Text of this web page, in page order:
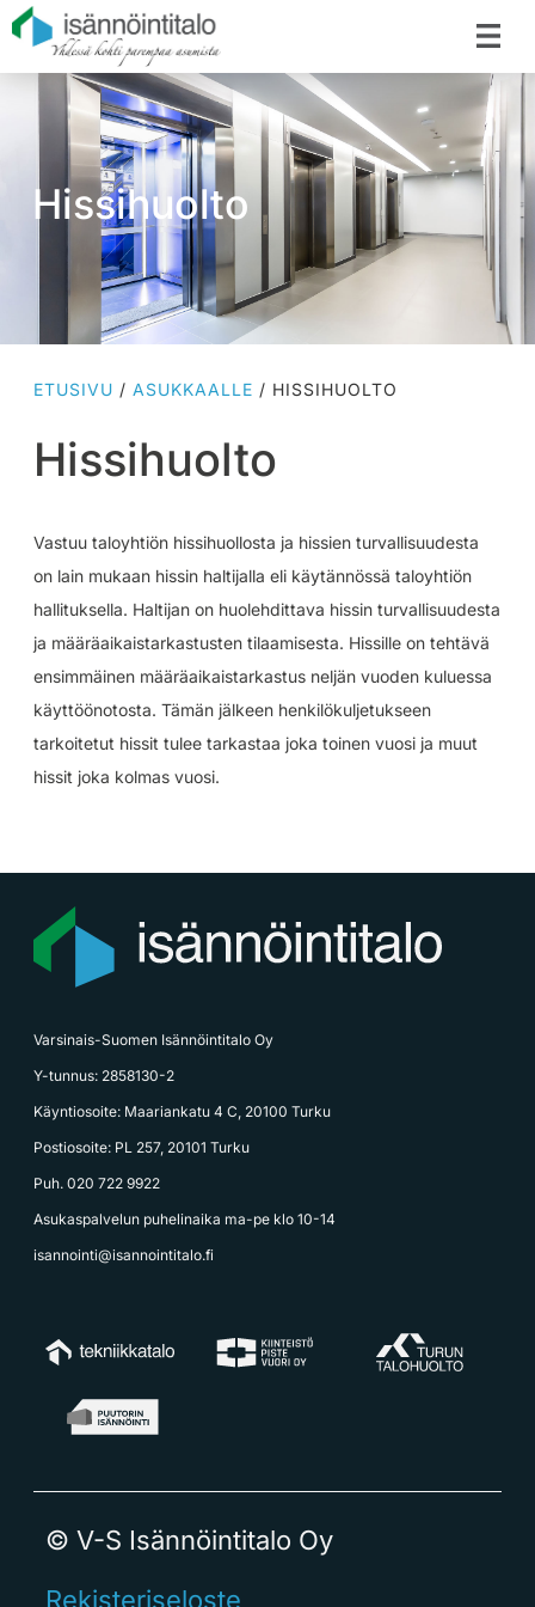
Hissihuolto
ETUSIVU / ASUKKAALLE / HISSIHUOLTO
Hissihuolto
Vastuu taloyhtiön hissihuollosta ja hissien turvallisuudesta
on lain mukaan hissin haltijalla eli käytännössä taloyhtiön
hallituksella. Haltijan on huolehdittava hissin turvallisuudesta
ja määräaikaistarkastusten tilaamisesta. Hissille on tehtävä
ensimmäinen määräaikaistarkastus neljän vuoden kuluessa
käyttöönotosta. Tämän jälkeen henkilökuljetukseen
tarkoitetut hissit tulee tarkastaa joka toinen vuosi ja muut
hissit joka kolmas vuosi.
Varsinais-Suomen Isännöintitalo Oy
Y-tunnus: 2858130-2
Käyntiosoite: Maariankatu 4 C, 20100 Turku
Postiosoite: PL 257, 20101 Turku
Puh. 020 722 9922
Asukaspalvelun puhelinaika ma-pe klo 10-14
isannointi@isannointitalo.fi
© V-S Isännöintitalo Oy
Rekisteriseloste